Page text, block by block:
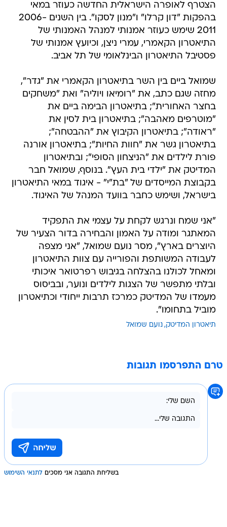
הצטרף לאופרה הישראלית החדשה כעוזר במאי
בהפקות "דון קרלו" ו"מנון לסקו". בין השנים 2006-
2011 שימש כעוזר אמנותי למנהל האמנותי של
התיאטרון הקאמרי, עמרי ניצן, וכיועץ אמנותי של
פסטיבל התיאטרון הבינלאומי של תל אביב.
שמואל ביים בין השר בתיאטרון הקאמרי את "גדר",
מחזה שגם כתב, את "רומיאו ויוליה" ואת "משחקים
בחצר האחורית"; בתיאטרון הבימה ביים את
"מוטרפים מאהבה"; בתיאטרון בית לסין את
"ראודה"; בתיאטרון הקיבוץ את "ההבטחה";
בתיאטרון גשר את "חוות החיות"; בתיאטרון אורנה
פורת לילדים את "הניצחון הסופי"; ובתיאטרון
המדיטק את "ילדי בית העץ". בנוסף, שמואל חבר
בקבוצת המייסדים של "בת"י" - איגוד במאי התיאטרון
בישראל, ושימש כחבר בוועד המנהל של האיגוד.
"אני שמח ונרגש לקחת על עצמי את התפקיד
המאתגר ומודה על האמון והבחירה בדור הצעיר של
היוצרים בארץ", מסר נועם שמואל, "אני מצפה
לעבודה המשותפת והפורייה עם צוות התיאטרון
ומאחל לכולנו בהצלחה בגיבוש רפרטואר איכותי
ובלתי מתפשר של הצגות לילדים ונוער, ובביסוס
מעמדו של המדיטק כמרכז תרבות ייחודי וכתיאטרון
מוביל בתחומו".
תיאטרון המדיטק נועם שמואל
טרם התפרסמו תגובות
בשליחת התגובה אני מסכים לתנאי השימוש